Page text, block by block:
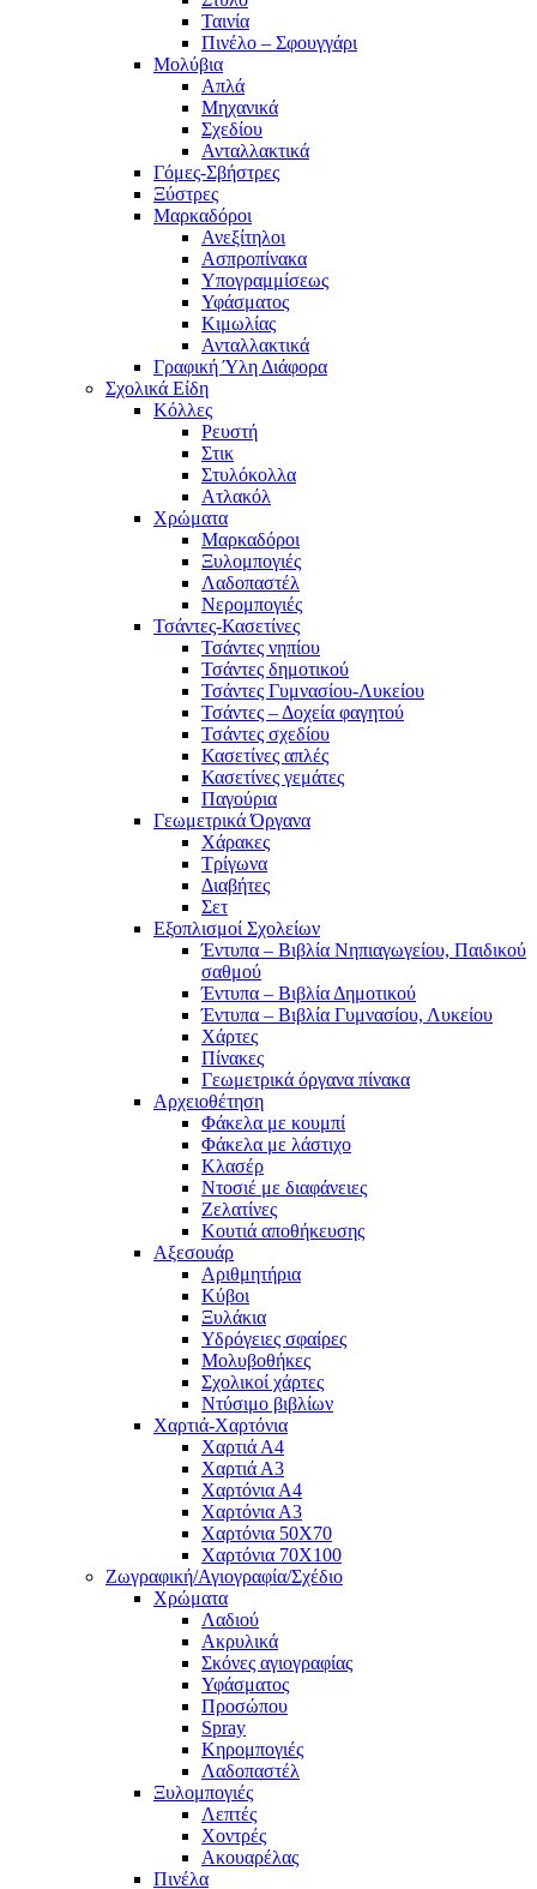
Ταινία
Πινέλο – Σφουγγάρι
Μολύβια
Απλά
Μηχανικά
Σχεδίου
Ανταλλακτικά
Γόμες-Σβήστρες
Ξύστρες
Μαρκαδόροι
Ανεξίτηλοι
Ασπροπίνακα
Υπογραμμίσεως
Υφάσματος
Κιμωλίας
Ανταλλακτικά
Γραφική Ύλη Διάφορα
Σχολικά Είδη
Κόλλες
Ρευστή
Στικ
Στυλόκολλα
Ατλακόλ
Χρώματα
Μαρκαδόροι
Ξυλομπογιές
Λαδοπαστέλ
Νερομπογιές
Τσάντες-Κασετίνες
Τσάντες νηπίου
Τσάντες δημοτικού
Τσάντες Γυμνασίου-Λυκείου
Τσάντες – Δοχεία φαγητού
Τσάντες σχεδίου
Κασετίνες απλές
Κασετίνες γεμάτες
Παγούρια
Γεωμετρικά Όργανα
Χάρακες
Τρίγωνα
Διαβήτες
Σετ
Εξοπλισμοί Σχολείων
Έντυπα – Βιβλία Νηπιαγωγείου, Παιδικού
σαθμού
Έντυπα – Βιβλία Δημοτικού
Έντυπα – Βιβλία Γυμνασίου, Λυκείου
Χάρτες
Πίνακες
Γεωμετρικά όργανα πίνακα
Αρχειοθέτηση
Φάκελα με κουμπί
Φάκελα με λάστιχο
Κλασέρ
Ντοσιέ με διαφάνειες
Ζελατίνες
Κουτιά αποθήκευσης
Αξεσουάρ
Αριθμητήρια
Κύβοι
Ξυλάκια
Υδρόγειες σφαίρες
Μολυβοθήκες
Σχολικοί χάρτες
Ντύσιμο βιβλίων
Χαρτιά-Χαρτόνια
Χαρτιά Α4
Χαρτιά Α3
Χαρτόνια Α4
Χαρτόνια Α3
Χαρτόνια 50Χ70
Χαρτόνια 70Χ100
Ζωγραφική/Αγιογραφία/Σχέδιο
Χρώματα
Λαδιού
Ακρυλικά
Σκόνες αγιογραφίας
Υφάσματος
Προσώπου
Spray
Κηρομπογιές
Λαδοπαστέλ
Ξυλομπογιές
Λεπτές
Χοντρές
Ακουαρέλας
Πινέλα